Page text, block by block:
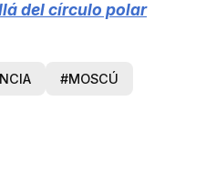
del círculo polar
#MOSCÚ